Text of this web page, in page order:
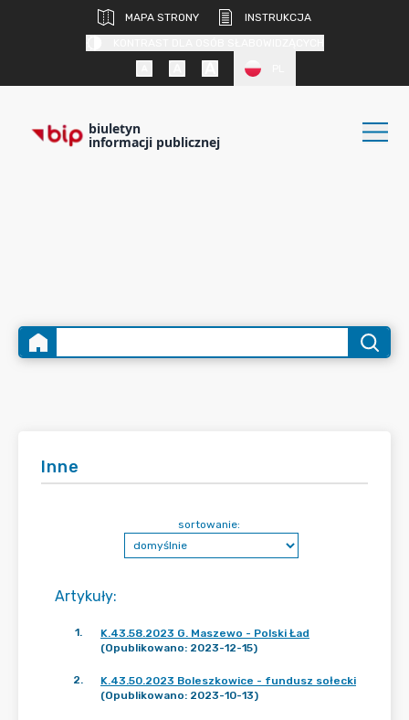
MAPA STRONY
INSTRUKCJA
biuletyn
informacji publicznej
Inne
Artykuły:
sortowanie:
1.
K.43.58.2023 G. Maszewo - Polski Ład
(Opublikowano: 2023-12-15)
2.
K.43.50.2023 Boleszkowice - fundusz sołecki
(Opublikowano: 2023-10-13)